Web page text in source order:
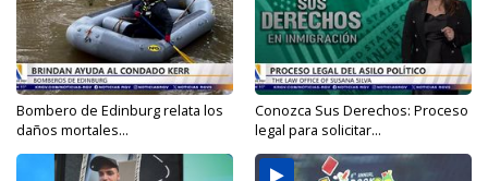
Bombero de Edinburg relata los
daños mortales...
Conozca Sus Derechos: Proceso
legal para solicitar...